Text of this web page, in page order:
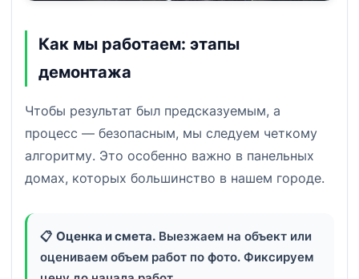
Как мы работаем: этапы
демонтажа
Чтобы результат был предсказуемым, а
процесс — безопасным, мы следуем четкому
алгоритму. Это особенно важно в панельных
домах, которых большинство в нашем городе.
📋 Оценка и смета. Выезжаем на объект или
оцениваем объем работ по фото. Фиксируем